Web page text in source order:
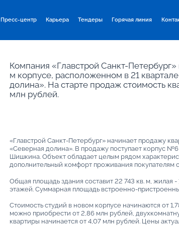
Пресс-центр Карьера Тендеры Горячая линия
Компания «Главстрой Санкт-
м корпусе, расположенном в 21
долина». На старте продаж стоимость
млн рублей.
«Главстрой Санкт-Петербург» начинает продажу
«Северная долина». В продажу поступает корпус
Шишкина. Объект обладает целым рядом
дополнительный комфорт проживания покупателям
Общая площадь здания составит 22 743 кв. м, жилая
этажей. Суммарная площадь встроенно-
Стоимость студий в новом корпусе начинаются от
можно приобрести от 2,86 млн рублей,
квартиры начинается от 4,07 млн рублей. Цены